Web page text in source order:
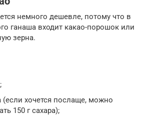
немного дешевле, потому что в
ганаша входит какао-порошок или
зерна.
(если хочется послаще, можно
150 г сахара);